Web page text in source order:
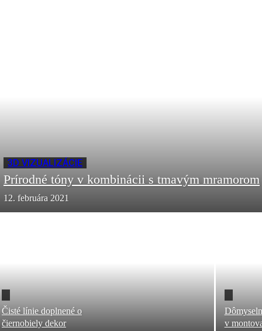
3D VIZUALIZÁCIE
Prírodné tóny v kombinácii s tmavým mramorom
12. februára 2021
Čisté línie doplnené o
čiernobiely dekor
v